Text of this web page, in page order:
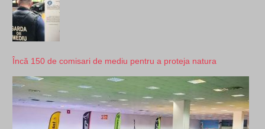
Încă 150 de comisari de mediu pentru a proteja natura